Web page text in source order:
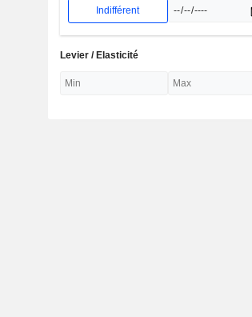
Indifférent
Levier / Elasticité